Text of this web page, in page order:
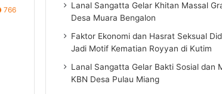
766
Lanal Sangatta Gelar Khitan Massal
Desa Muara Bengalon
Faktor Ekonomi dan Hasrat Seksual
Jadi Motif Kematian Royyan di Kutim
Lanal Sangatta Gelar Bakti Sosial dan
KBN Desa Pulau Miang